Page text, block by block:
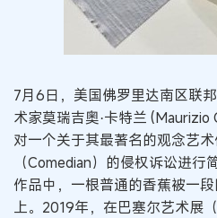
7月6日，美国佛罗里达南区联
术家莫瑞吉奥·卡特兰
对一个关于其最著名的观念艺术
（Comedian）的侵权诉讼进
作品中，一根普通的香蕉被一
上。2019年，在巴塞尔艺术展